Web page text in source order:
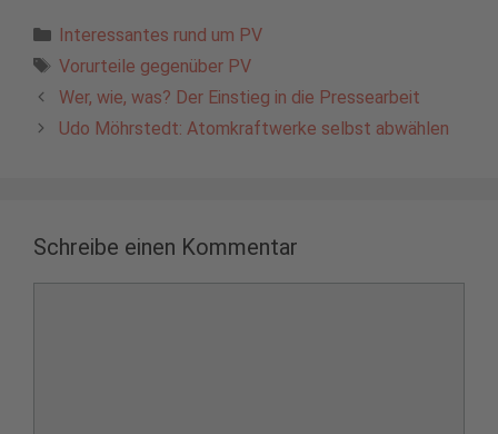
Kategorien
Interessantes rund um PV
Schlagwörter
Vorurteile gegenüber PV
Wer, wie, was? Der Einstieg in die Pressearbeit
Udo Möhrstedt: Atomkraftwerke selbst abwählen
Schreibe einen Kommentar